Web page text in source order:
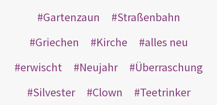
Gartenzaun
Straßenbahn
Griechen
Kirche
alles neu
erwischt
Neujahr
Überraschung
Silvester
Clown
Teetrinker